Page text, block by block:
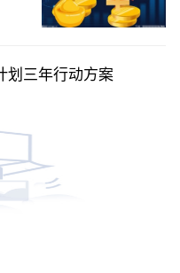
划三年行动方案